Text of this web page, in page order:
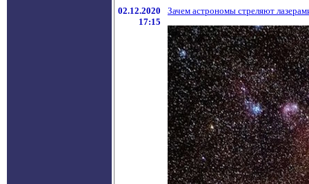
02.12.2020
17:15
Зачем астрономы стреляют